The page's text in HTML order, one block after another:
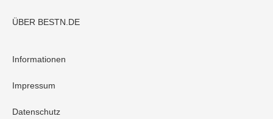
ÜBER BESTN.DE
Informationen
Impressum
Datenschutz